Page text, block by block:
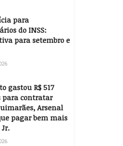
para
do INSS:
para setembro e
gastou R$ 517
para contratar
Arsenal
pagar bem mais